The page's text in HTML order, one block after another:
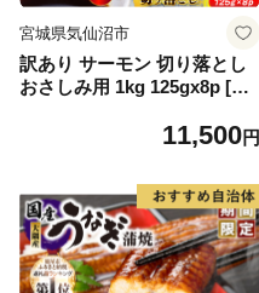
宮城県気仙沼市
訳あり サーモン 切り落とし
おさしみ用 1kg 125gx8p [足
4313] 魚 魚介類 鮭 お刺し身
介
11,500円